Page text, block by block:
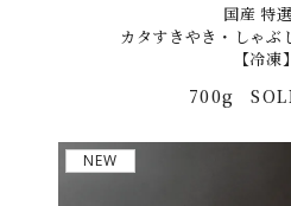
国産 特
カタすきやき・しゃぶ
【冷凍】
700g
NEW